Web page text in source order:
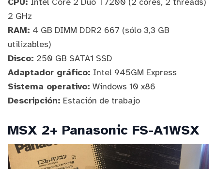
2 GHz
RAM: 4 GB DIMM DDR2 667 (sólo 3,3 GB
utilizables)
Disco: 250 GB SATA1 SSD
Adaptador gráfico: Intel 945GM Express
Sistema operativo: Windows 10 x86
Descripción: Estación de trabajo
MSX 2+ Panasonic FS-A1WSX